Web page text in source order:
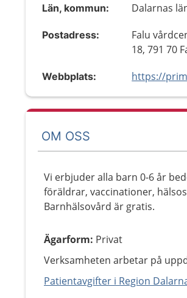
Län, kommun: Dalarnas
Postadress:
Falu
18, 791 70
Webbplats: https://
OM OSS
Vi erbjuder alla barn 0-6 år
föräldrar, vaccinationer,
Barnhälsovård är gratis.
Ägarform: Privat
Verksamheten arbetar på
Patientavgifter i Region